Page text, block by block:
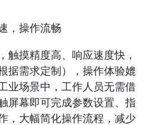
，操作流畅
，触摸精度高、响应速度快，
据需求定制），操作体验媲
业场景中，工作人员无需借
屏幕即可完成参数设置、指
，大幅简化操作流程，减少